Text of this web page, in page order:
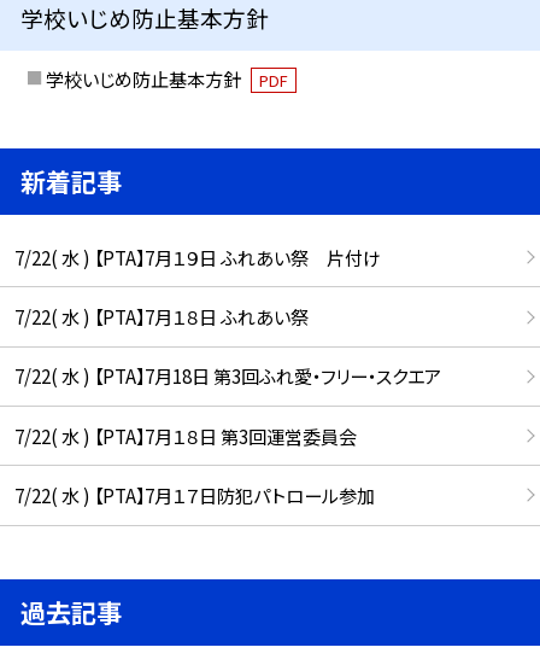
学校いじめ防止基本方針
学校いじめ防止基本方針 PDF
新着記事
7/22( 水 ) 【PTA】7月１９日 ふれあい祭 片付け
7/22( 水 ) 【PTA】7月１８日 ふれあい祭
7/22( 水 ) 【PTA】7月18日 第3回ふれ愛・フリー・スクエア
7/22( 水 ) 【PTA】7月１８日 第3回運営委員会
7/22( 水 ) 【PTA】7月１７日防犯パトロール参加
過去記事